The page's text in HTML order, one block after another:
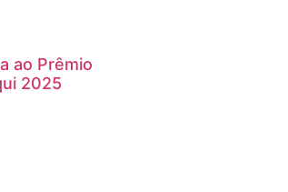
ao Prêmio
2025